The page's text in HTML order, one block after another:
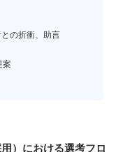
の折衝、助言
案
）における選考フロ